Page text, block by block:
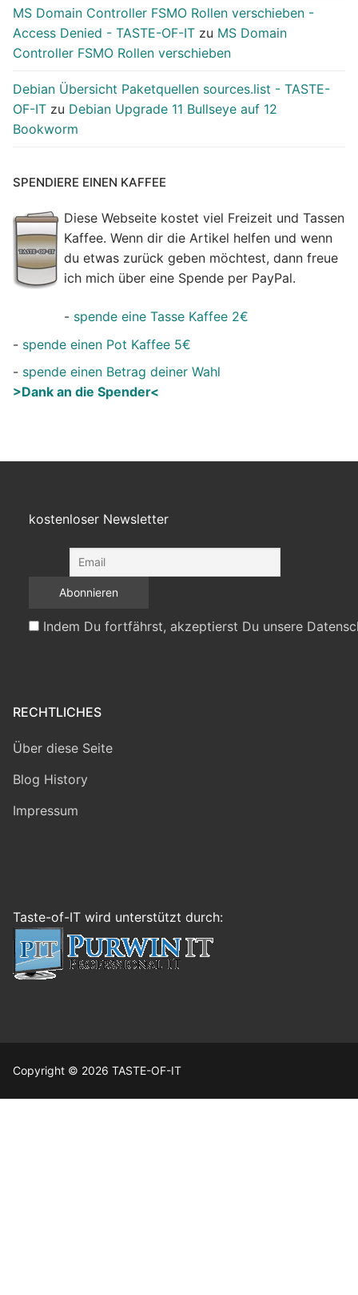
MS Domain Controller FSMO Rollen verschieben -
Access Denied - TASTE-OF-IT zu MS Domain
Controller FSMO Rollen verschieben
Debian Übersicht Paketquellen sources.list - TASTE-
OF-IT zu Debian Upgrade 11 Bullseye auf 12
Bookworm
SPENDIERE EINEN KAFFEE
Diese Webseite kostet viel Freizeit und Tassen
Kaffee. Wenn dir die Artikel helfen und wenn
du etwas zurück geben möchtest, dann freue
ich mich über eine Spende per PayPal.
- spende eine Tasse Kaffee 2€
- spende einen Pot Kaffee 5€
- spende einen Betrag deiner Wahl
>Dank an die Spender<
kostenloser Newsletter
Indem Du fortfährst, akzeptierst Du unsere
RECHTLICHES
Über diese Seite
Blog History
Impressum
Taste-of-IT wird unterstützt durch:
Copyright © 2026 TASTE-OF-IT